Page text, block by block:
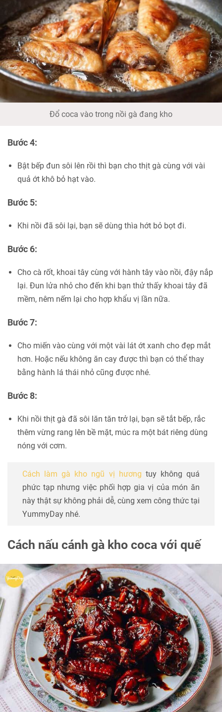
Đổ coca vào trong nồi gà đang kho
Bước 4:
Bật bếp đun sôi lên rồi thì bạn cho thịt gà cùng với vài
quả ớt khô bỏ hạt vào.
Bước 5:
Khi nồi đã sôi lại, bạn sẽ dùng thìa hớt bỏ bọt đi.
Bước 6:
Cho cà rốt, khoai tây cùng với hành tây vào nồi, đậy nắp
lại. Đun lửa nhỏ cho đến khi bạn thử thấy khoai tây đã
mềm, nêm nếm lại cho hợp khẩu vị lần nữa.
Bước 7:
Cho miến vào cùng với một vài lát ớt xanh cho đẹp mắt
hơn. Hoặc nếu không ăn cay được thì bạn có thể thay
bằng hành lá thái nhỏ cũng được nhé.
Bước 8:
Khi nồi thịt gà đã sôi lăn tăn trở lại, bạn sẽ tắt bếp, rắc
thêm vừng rang lên bề mặt, múc ra một bát riêng dùng
nóng với cơm.
Cách làm gà kho ngũ vị hương tuy không quá
phức tạp nhưng việc phối hợp gia vị của món ăn
này thật sự không phải dễ, cùng xem công thức tại
YummyDay nhé.
Cách nấu cánh gà kho coca với quế